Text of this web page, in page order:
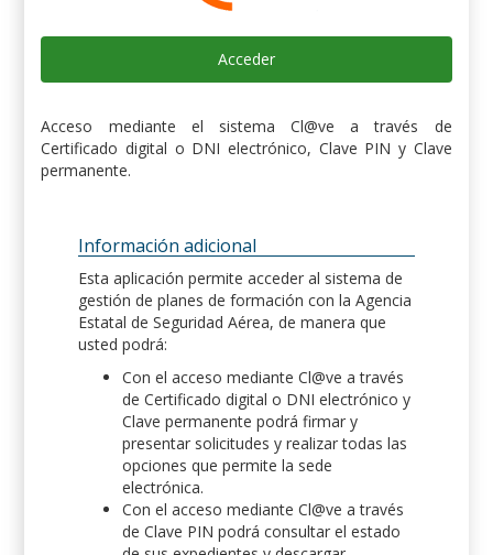
Acceder
Acceso mediante el sistema Cl@ve a través de
Certificado digital o DNI electrónico, Clave PIN y Clave
permanente.
Información adicional
Esta aplicación permite acceder al sistema de
gestión de planes de formación con la Agencia
Estatal de Seguridad Aérea, de manera que
usted podrá:
Con el acceso mediante Cl@ve a través
de Certificado digital o DNI electrónico y
Clave permanente podrá firmar y
presentar solicitudes y realizar todas las
opciones que permite la sede
electrónica.
Con el acceso mediante Cl@ve a través
de Clave PIN podrá consultar el estado